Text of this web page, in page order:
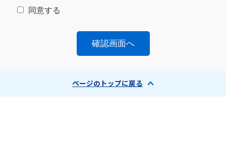
ありません。管理責任者のもとで、漏えい·紛失·
改ざん·不正アクセス·不正使用などのないよう、
適切な安全対策を講じます。
める文書管理規定および社内管理規定により厳重
同意する
ページのトップに戻る